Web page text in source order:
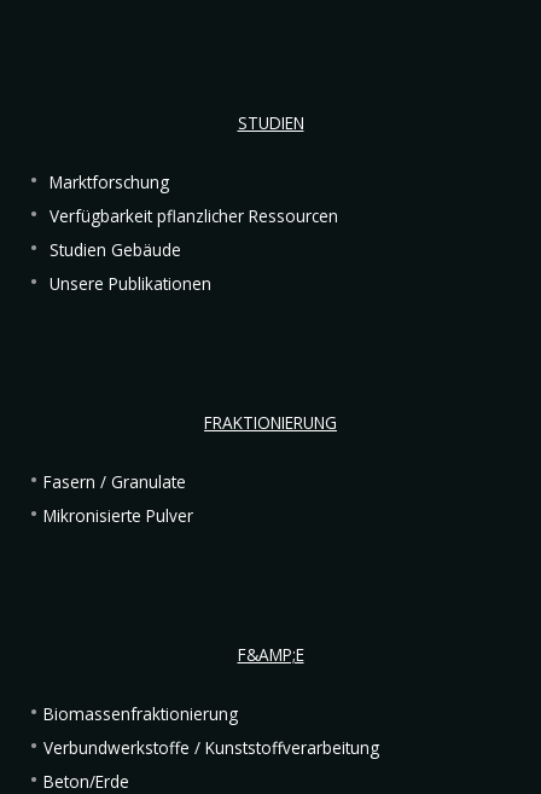
STUDIEN
Marktforschung
Verfügbarkeit pflanzlicher Ressourcen
Studien Gebäude
Unsere Publikationen
FRAKTIONIERUNG
Fasern / Granulate
Mikronisierte Pulver
F&AMP;E
Biomassenfraktionierung
Verbundwerkstoffe / Kunststoffverarbeitung
Beton/Erde